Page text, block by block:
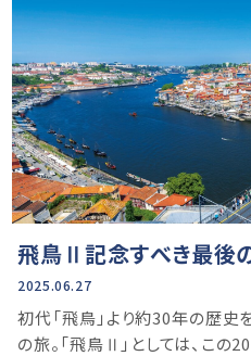
飛鳥Ⅱ記念すべき最後
2025.06.27
初代「飛鳥」より約30年の歴
の旅。「飛鳥Ⅱ」としては、こ